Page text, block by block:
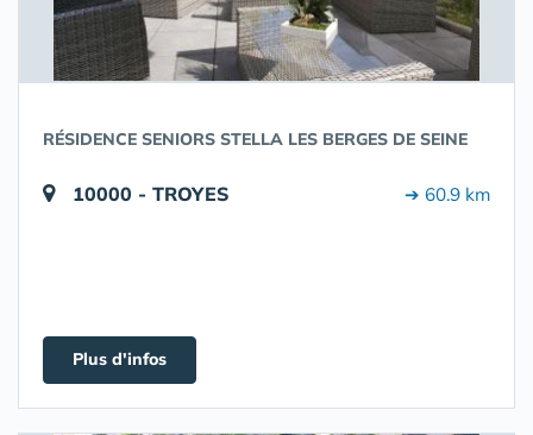
RÉSIDENCE SENIORS STELLA LES BERGES DE SEINE
10000 - TROYES ➔ 60.9 km
Plus d'infos